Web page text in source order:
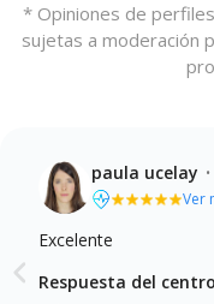
* Opiniones de
sujetas a moderación
paula ucelay ·
Ver
Excelente
Respuesta del centro